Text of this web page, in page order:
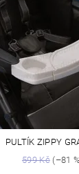
PULTÍK ZIPPY
599 Kč(–81